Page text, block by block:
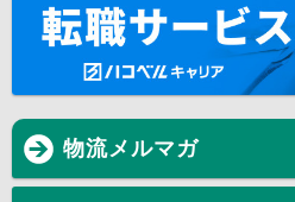
物流メルマガ